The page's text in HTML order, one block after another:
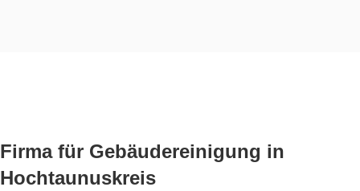
Firma für Gebäudereinigung in
Hochtaunuskreis